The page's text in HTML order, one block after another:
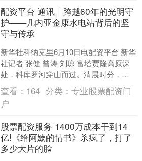
配资平台 通讯｜跨越60年的光明守
护——几内亚金康水电站背后的坚
守与传承
新华社科纳克里6月10日电配资平台 新华
社记者 张健 曾涛 刘琼 富塔贾隆高原深
处，科库罗河穿山而过。清晨时分，伴
随着机组稳定的轰鸣声，一股股电流从
金康水电站并....
查看： 164 分类：专业股票配资门
户
股票配资服务 1400万成本干到14
亿!《给阿嬷的情书》杀疯了，打了
多少大片的脸